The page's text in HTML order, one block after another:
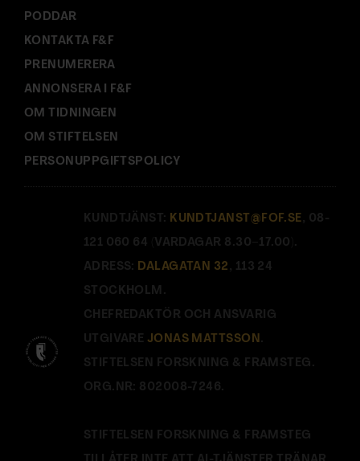
PODDAR
KONTAKTA F&F
PRENUMERERA
ANNONSERA I F&F
OM TIDNINGEN
OM STIFTELSEN
PERSONUPPGIFTSPOLICY
KUNDTJÄNST: KUNDTJANST@FOF.SE , 08-
121 060 64 (VARDAGAR 8.30–17.00).
ADRESS: DALAGATAN 32 , 113 24
STOCKHOLM.
CHEFREDAKTÖR OCH ANSVARIG
UTGIVARE JONAS MATTSSON .
STIFTELSEN FORSKNING & FRAMSTEG.
ORG.NR: 802008-7246.
STIFTELSEN FORSKNING & FRAMSTEG